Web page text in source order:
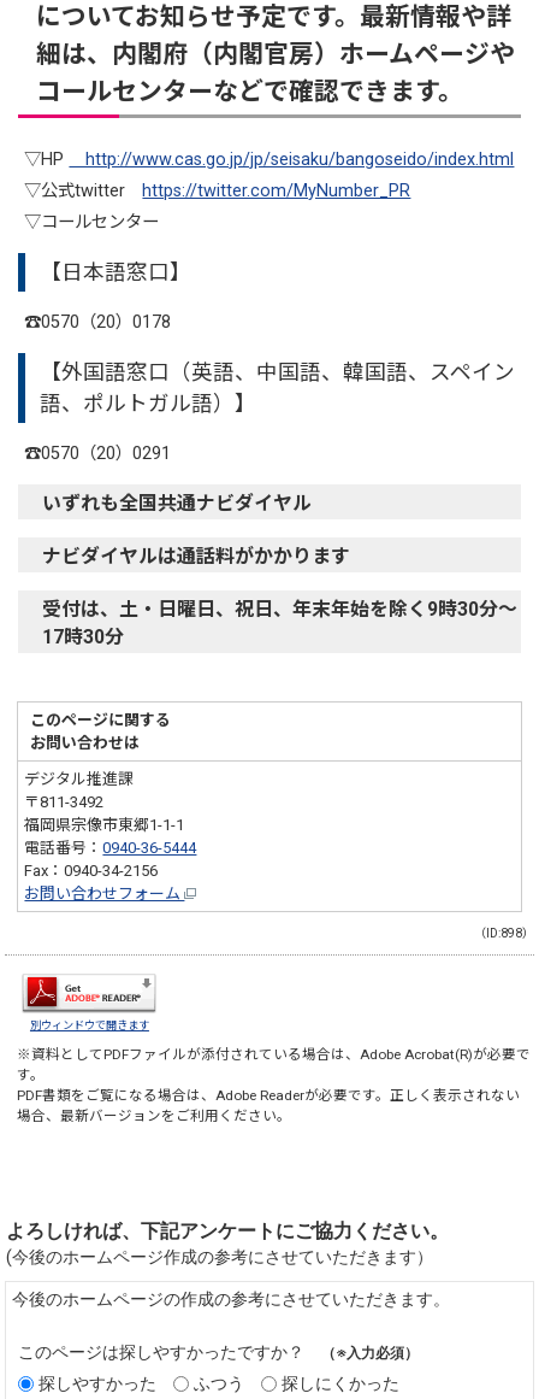
についてお知らせ予定です。最新情報や詳
細は、内閣府（内閣官房）ホームページや
コールセンターなどで確認できます。
▽HP
http://www.cas.go.jp/jp/seisaku/bangoseido/index.html
▽公式twitter https://twitter.com/MyNumber_PR
▽コールセンター
【日本語窓口】
☎0570（20）0178
【外国語窓口（英語、中国語、韓国語、スペイン
語、ポルトガル語）】
☎0570（20）0291
いずれも全国共通ナビダイヤル
ナビダイヤルは通話料がかかります
受付は、土・日曜日、祝日、年末年始を除く9時30分～
17時30分
このページに関する
お問い合わせは
デジタル推進課
〒811-3492
福岡県宗像市東郷1-1-1
電話番号：0940-36-5444
Fax：0940-34-2156
お問い合わせフォーム
（ID:898）
別ウィンドウで開きます
※資料としてPDFファイルが添付されている場合は、Adobe Acrobat(R)が必要で
す。
PDF書類をご覧になる場合は、Adobe Readerが必要です。正しく表示されない
場合、最新バージョンをご利用ください。